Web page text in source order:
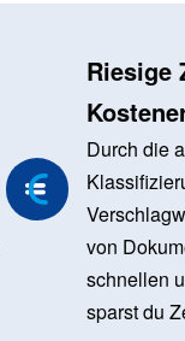
Riesige
Durch die
von
schnellen
sparst du